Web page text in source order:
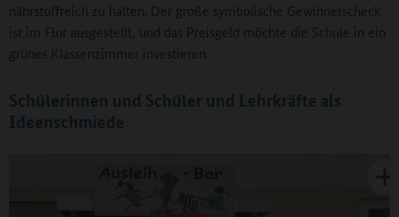
nährstoffreich zu halten. Der große symbolische Gewinnerscheck
ist im Flur ausgestellt, und das Preisgeld möchte die Schule in ein
grünes Klassenzimmer investieren.
Schülerinnen und Schüler und Lehrkräfte als
Ideenschmiede